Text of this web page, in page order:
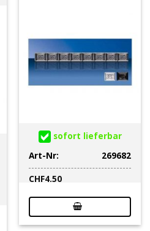
sofort lieferbar
Art-Nr:
269682
CHF4.50